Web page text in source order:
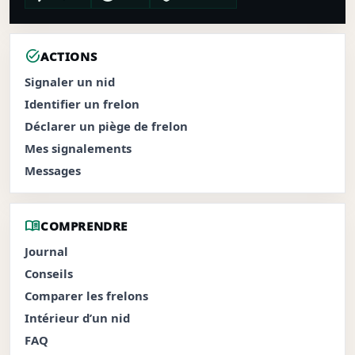
task_altACTIONS
Signaler un nid
Identifier un frelon
Déclarer un piège de frelon
Mes signalements
Messages
menu_bookCOMPRENDRE
Journal
Conseils
Comparer les frelons
Intérieur d’un nid
FAQ